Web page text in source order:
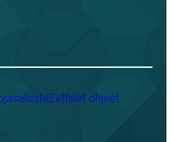
Eettiset ohjeet